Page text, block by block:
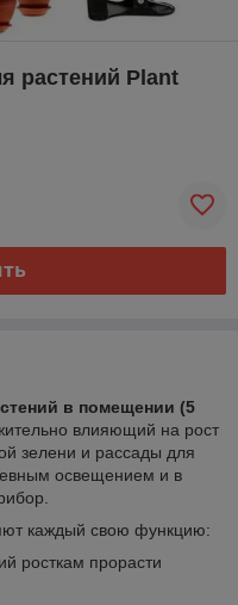
растений Plant
в помещении (5
влияющий на рост
зелени и рассады для
освещением и в
каждый свою функцию:
росткам прорасти